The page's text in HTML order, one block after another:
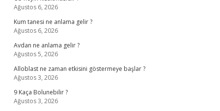
Ağustos 6, 2026
Kum tanesi ne anlama gelir ?
Ağustos 6, 2026
Avdan ne anlama gelir ?
Ağustos 5, 2026
Alloblast ne zaman etkisini göstermeye başlar ?
Ağustos 3, 2026
9 Kaça Bolunebilir ?
Ağustos 3, 2026